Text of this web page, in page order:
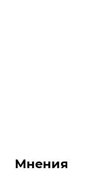
Мнения